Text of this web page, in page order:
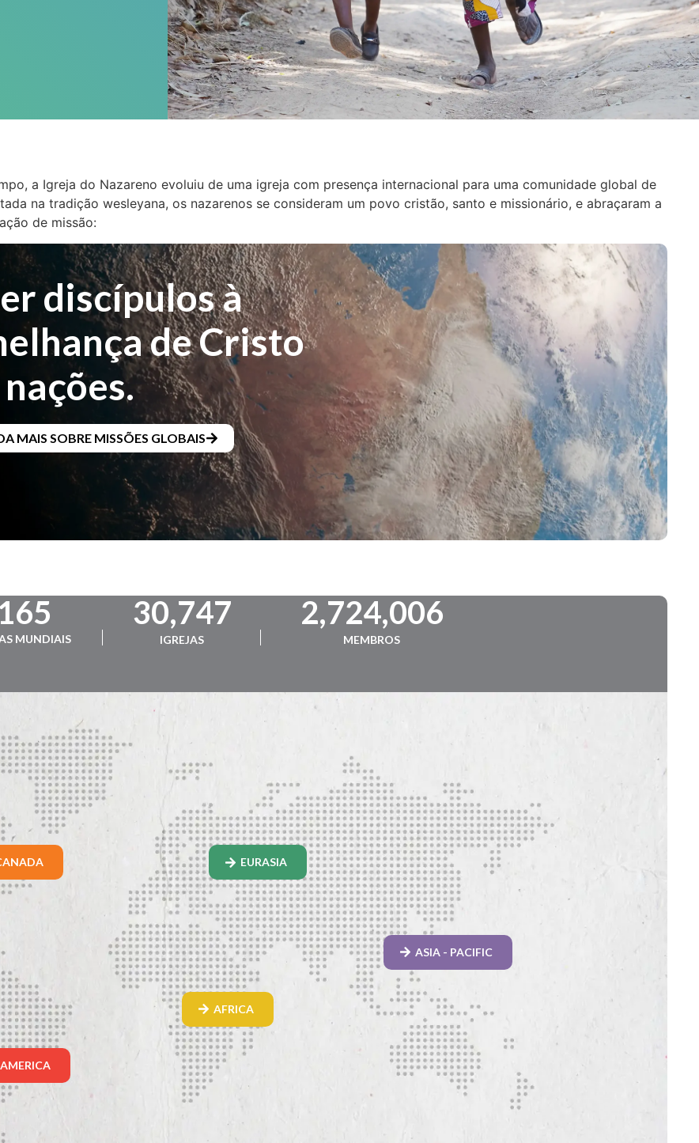
a Igreja do Nazareno evoluiu de uma igreja com presença internacional para uma comunidade global de
na tradição wesleyana, os nazarenos se consideram um povo cristão, santo e missionário, e abraçaram a
de missão:
discípulos à
de Cristo
MAIS SOBRE MISSÕES GLOBAIS
165
MUNDIAIS
30,747
IGREJAS
2,724,006
MEMBROS
EURASIA
AFRICA
ASIA - PACIFIC